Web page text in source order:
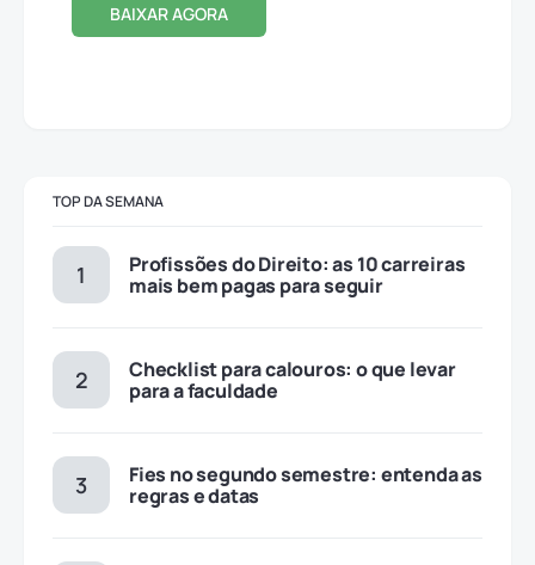
BAIXAR AGORA
TOP DA SEMANA
Profissões do Direito: as 10 carreiras
mais bem pagas para seguir
Checklist para calouros: o que levar
para a faculdade
Fies no segundo semestre: entenda as
regras e datas